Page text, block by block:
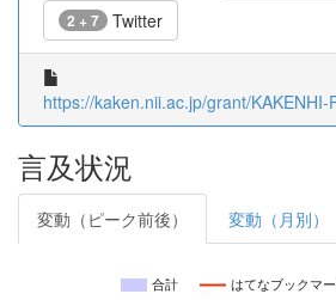
2 + 7 Twitter
https://kaken.nii.ac.jp/grant/
言及状況
変動（ピーク前後） 変動（月別）
合計 はてなブックマー